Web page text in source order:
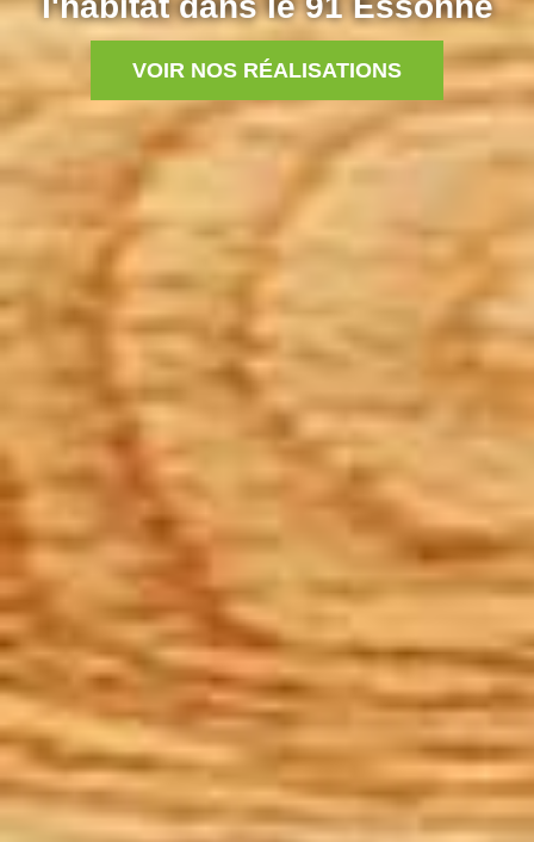
VOIR NOS RÉALISATIONS